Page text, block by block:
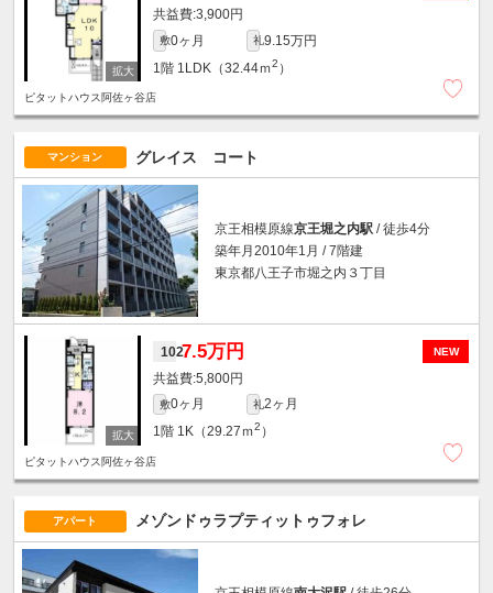
3,900円
敷0ヶ月 礼9.15万円
1階 1LDK（32.44ｍ2 ）
ピタットハウス阿佐ヶ谷店
マンション グレイス コート
京王相模原線京王堀之内駅 / 徒歩4分
築年月2010年1月 / 7階建
東京都八王子市堀之内３丁目
NEW
1027.5万円
5,800円
敷0ヶ月 礼2ヶ月
1階 1K（29.27ｍ2 ）
ピタットハウス阿佐ヶ谷店
アパート メゾンドゥラプティットゥフォレ